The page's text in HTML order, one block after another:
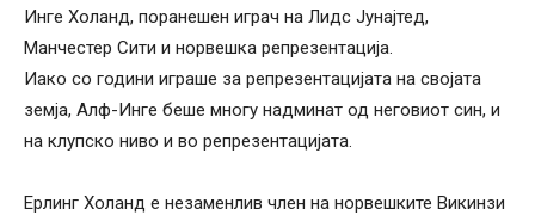
Инге Холанд, поранешен играч на Лидс Јунајтед,
Манчестер Сити и норвешка репрезентација.
Иако со години играше за репрезентацијата на својата
земја, Алф-Инге беше многу надминат од неговиот син, и
на клупско ниво и во репрезентацијата.
Ерлинг Холанд е незаменлив член на норвешките Викинзи